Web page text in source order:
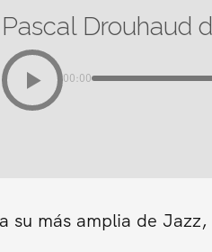
Pascal Drouhaud
00:00
su más amplia de